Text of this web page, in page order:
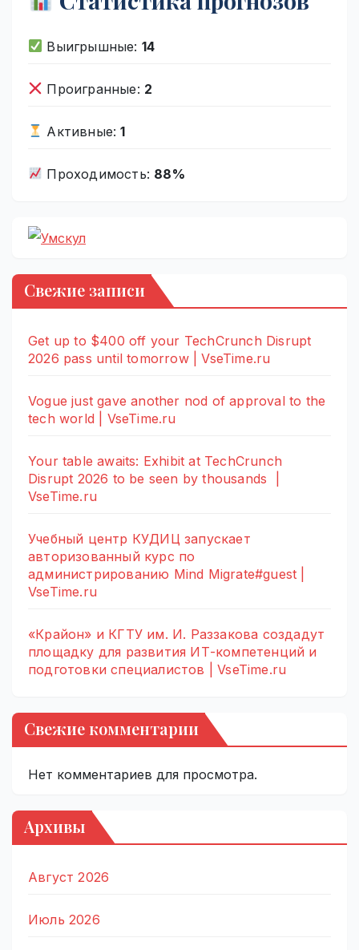
Выигрышные: 14
Проигранные: 2
Активные:1
Проходимость: 88%
Свежие записи
Get up to $400 off your TechCrunch Disrupt
2026 pass until tomorrow | VseTime.ru
Vogue just gave another nod of approval to the
tech world | VseTime.ru
Your table awaits: Exhibit at TechCrunch
Disrupt 2026 to be seen by thousands |
VseTime.ru
Учебный центр КУДИЦ запускает
авторизованный курс по
администрированию Mind Migrate#guest |
VseTime.ru
«Крайон» и КГТУ им. И. Раззакова создадут
площадку для развития ИТ-компетенций и
подготовки специалистов | VseTime.ru
Свежие комментарии
Нет комментариев для просмотра.
Архивы
Август 2026
Июль 2026